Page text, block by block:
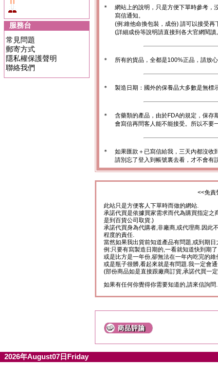
服務台
常見問題
郵寄方式
隱私權保護聲明
聯絡我們
＊
網站上的說明，只是方便下單時參考，
寫信通知。
(例:維他命換包裝，成份) 請可以接受再
(詳細成份等說明請直接到各大官網閱讀
＊ 所有的貨品，全都是100%正品，請放
＊ 製造日期：國外的保養品大多數是無標
＊
含藥類的產品，由於FDA的規定，保存
會寫信再問客人能不能接受。所以不要
＊
如果匯款＋已寫信給我，三天內都沒收
請別忘了登入到帳號裏去看，才不會有
<<免責
此站只是方便客人下單時而做的網站.
承諾代買是依據買家需求而代為購買指定之
是到百貨公司取貨.)
承諾代買身為代購者,非廠商,或代理商.因此
程度的責任.
當然如果我出貨前知道產品有問題,或到期
例:只要有寫製造日期的,一看就知道快到期
或是比方是一年份,卻無法在一年內吃完的維
或是瓶子很髒,看起來就是有問題.我一定會
(部份商品如是直接跟廠商訂貨,承諾代買一
如果有任何你覺得你需要知道的,請來信詢問.
2026年August07日Friday